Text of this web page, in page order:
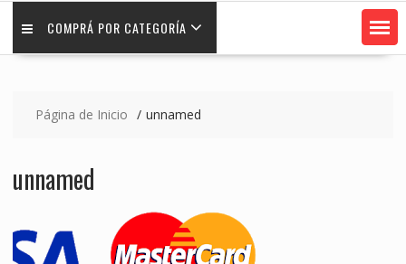
COMPRÁ POR CATEGORÍA
Página de Inicio unnamed
unnamed